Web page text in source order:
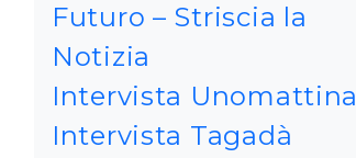
Futuro – Striscia la
Notizia
Intervista Unomattina
Intervista Tagadà